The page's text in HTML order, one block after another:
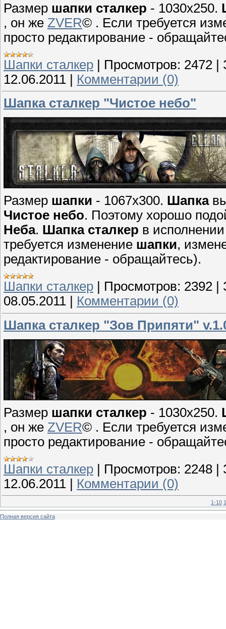
Размер шапки сталкер - 1030x250.
, он же ZVER© . Если требуется
просто редактирование -
Шапки сталкер | Просмотров: 2472 |
12.06.2011 | Комментарии (0)
Шапка сталкер "Чистое небо"
Размер шапки - 1067x300. Шапка
Чистое небо. Поэтому хорошо
Неба. Шапка сталкер в
требуется изменение шапки,
редактирование - обращайтесь).
Шапки сталкер
Просмотров: 2392
08.05.2011
Комментарии (0)
Шапка сталкер "Зов Припяти"
Размер шапки сталкер - 1030x250.
, он же ZVER© . Если требуется
просто редактирование -
Шапки сталкер
Просмотров: 2248
12.06.2011
Комментарии (0)
1-10
Полная версия сайта